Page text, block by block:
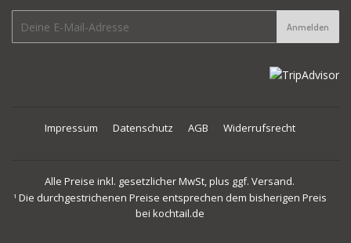
mail
Anmelden
Impressum Datenschutz AGB Widerrufsrecht
Alle Preise inkl. gesetzlicher MwSt, plus ggf. Versand.
1 Die durchgestrichenen Preise entsprechen dem bisherigen Preis
bei kochtail.de